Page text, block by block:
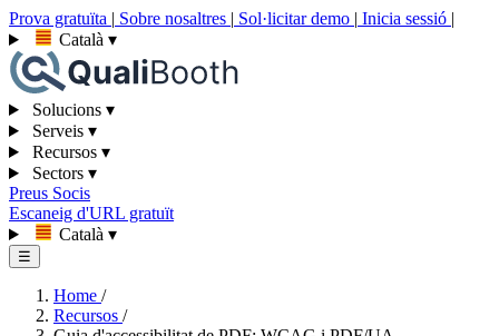
Prova gratuïta | Sobre nosaltres | Sol·licitar demo | Inicia sessió |
Català ▾
Solucions ▾
Serveis ▾
Recursos ▾
Sectors ▾
Preus Socis
Escaneig d'URL gratuït
Català ▾
☰
Home /
Recursos /